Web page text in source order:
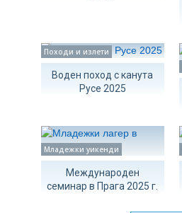
Походи и излети
Воден поход с канута
Русе 2025
Младежки уикенди
Международен
семинар в Прага 2025 г.